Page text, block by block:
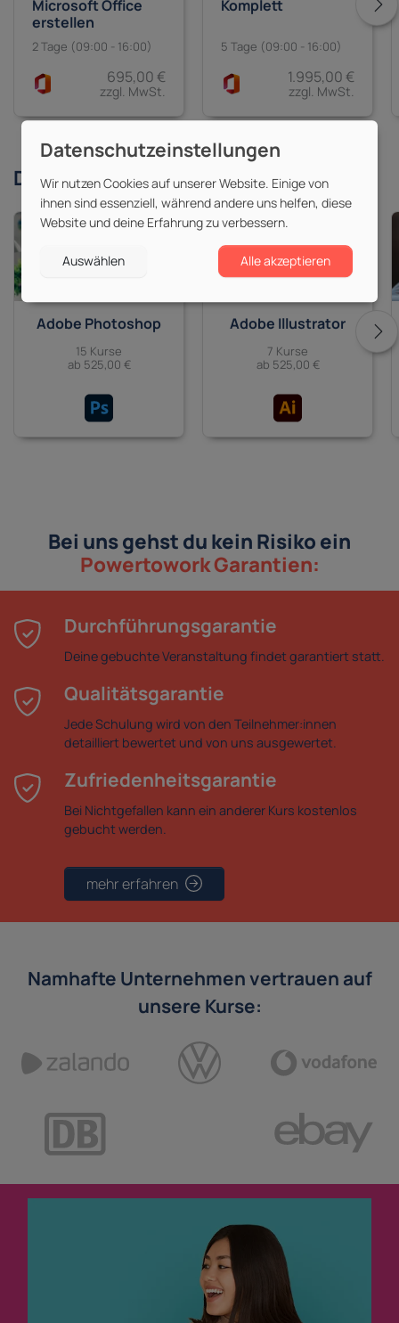
Microsoft Office
erstellen
2 Tage (09:00 - 16:00)
695,00 €
zzgl. MwSt.
Komplett
5 Tage (09:00 - 16:00)
1.995,00 €
zzgl. MwSt.
Derzeit beliebteThemen
Adobe Photoshop
15 Kurse
ab 525,00 €
Adobe Illustrator
7 Kurse
ab 525,00 €
Bei uns gehst du kein Risiko ein
Powertowork Garantien:
Durchführungsgarantie
Deine gebuchte Veranstaltung findet garantiert statt.
Qualitätsgarantie
Jede Schulung wird von den Teilnehmer:innen
detailliert bewertet und von uns ausgewertet.
Zufriedenheitsgarantie
Bei Nichtgefallen kann ein anderer Kurs kostenlos
gebucht werden.
mehr erfahren
Namhafte Unternehmen vertrauen auf
unsere Kurse:
Wir nutzen Cookies auf unserer Website. Einige von
ihnen sind essenziell, während andere uns helfen, diese
Website und deine Erfahrung zu verbessern.
Auswählen Alle akzeptieren